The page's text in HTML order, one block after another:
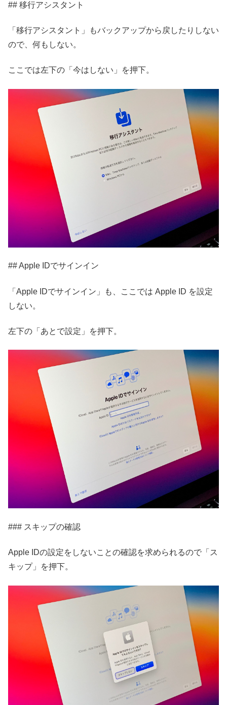
## 移行アシスタント
「移行アシスタント」もバックアップから戻したりしない
ので、何もしない。
ここでは左下の「今はしない」を押下。
## Apple IDでサインイン
「Apple IDでサインイン」も、ここでは Apple ID を設定
しない。
左下の「あとで設定」を押下。
### スキップの確認
Apple IDの設定をしないことの確認を求められるので「ス
キップ」を押下。